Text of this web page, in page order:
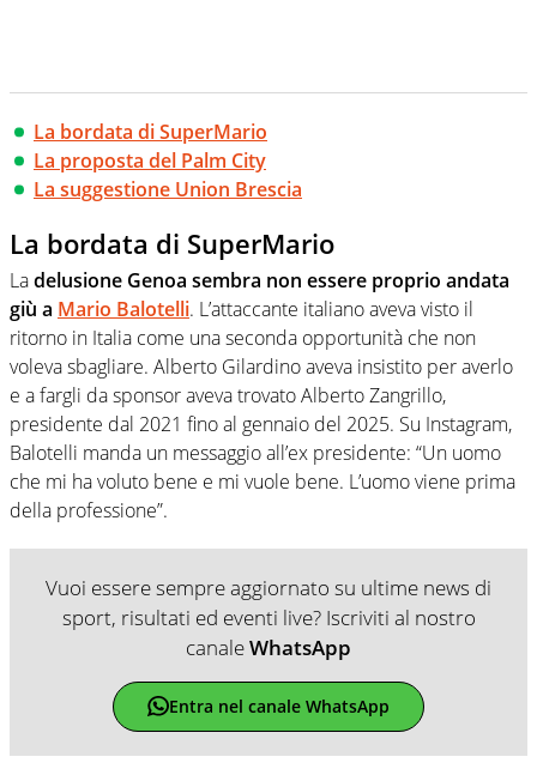
La bordata di SuperMario
La proposta del Palm City
La suggestione Union Brescia
La bordata di SuperMario
Ladelusione Genoa sembra non essere proprio andata
giù a Mario Balotelli. L’attaccante italiano aveva visto il
ritorno in Italia come una seconda opportunità che non
voleva sbagliare. Alberto Gilardino aveva insistito per averlo
e a fargli da sponsor aveva trovato Alberto Zangrillo,
presidente dal 2021 fino al gennaio del 2025. Su Instagram,
Balotelli manda un messaggio all’ex presidente: “Un uomo
che mi ha voluto bene e mi vuole bene. L’uomo viene prima
della professione”.
Vuoi essere sempre aggiornato su ultime news di
sport, risultati ed eventi live? Iscriviti al nostro
canaleWhatsApp
Entra nel canale WhatsApp